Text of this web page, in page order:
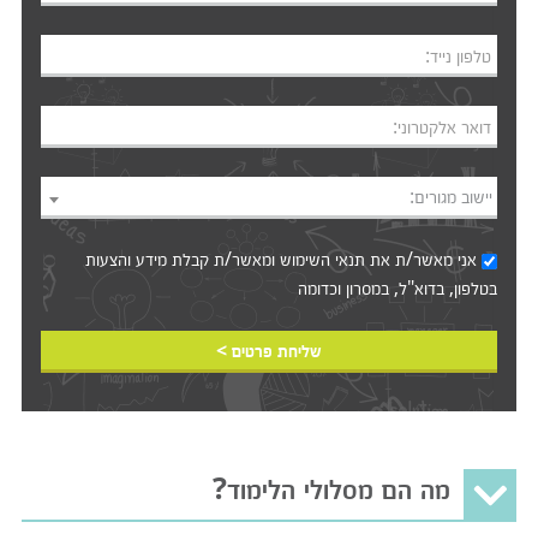
טלפון נייד:
דואר אלקטרוני:
יישוב מגורים:
אני מאשר/ת אתתנאי השימושומאשר/ת קבלת מידע והצעות
בטלפון, בדוא"ל, במסרון וכדומה‎‎
שליחת פרטים >
מה הם מסלולי הלימוד?